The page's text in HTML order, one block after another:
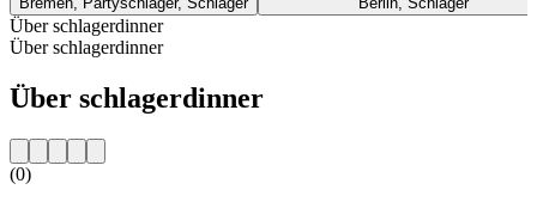
Über schlagerdinner
Über schlagerdinner
Über schlagerdinner
(0)